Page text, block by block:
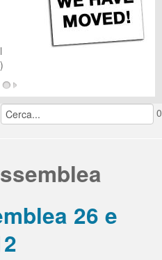
)
0
26 e